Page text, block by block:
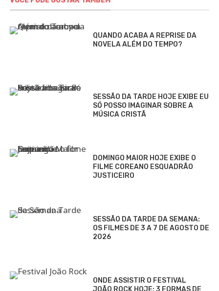
QUANDO ACABA A REPRISE DA
NOVELA ALÉM DO TEMPO?
SESSÃO DA TARDE HOJE EXIBE EU
SÓ POSSO IMAGINAR SOBRE A
MÚSICA CRISTÃ
DOMINGO MAIOR HOJE EXIBE O
FILME COREANO ESQUADRÃO
JUSTICEIRO
SESSÃO DA TARDE DA SEMANA:
OS FILMES DE 3 A 7 DE AGOSTO DE
2026
ONDE ASSISTIR O FESTIVAL
JOÃO ROCK HOJE: 3 FORMAS DE